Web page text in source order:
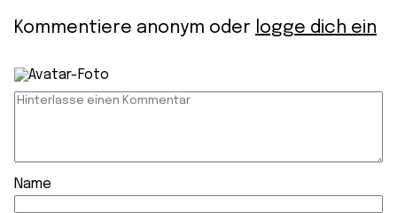
Kommentiere anonym oder logge dich ein
Name